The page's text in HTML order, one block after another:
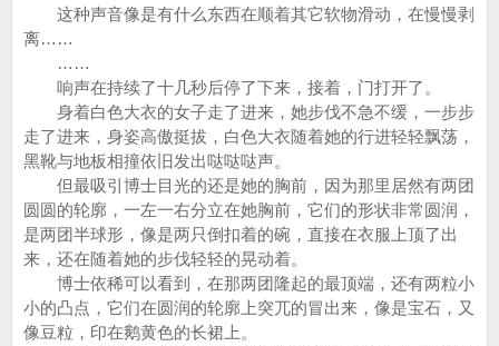
这种声音像是有什么东西在顺着其它软物滑动，在慢慢剥
离……
……
响声在持续了十几秒后停了下来，接着，门打开了。
身着白色大衣的女子走了进来，她步伐不急不缓，一步步
走了进来，身姿高傲挺拔，白色大衣随着她的行进轻轻飘荡，
黑靴与地板相撞依旧发出哒哒哒声。
但最吸引博士目光的还是她的胸前，因为那里居然有两团
圆圆的轮廓，一左一右分立在她胸前，它们的形状非常圆润，
是两团半球形，像是两只倒扣着的碗，直接在衣服上顶了出
来，还在随着她的步伐轻轻的晃动着。
博士依稀可以看到，在那两团隆起的最顶端，还有两粒小
小的凸点，它们在圆润的轮廓上突兀的冒出来，像是宝石，又
像豆粒，印在鹅黄色的长裙上。